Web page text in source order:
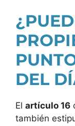
DEL
El artículo 16
también